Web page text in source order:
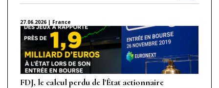
27.06.2026 | France
FDJ, le calcul perdu de l'État actionnaire